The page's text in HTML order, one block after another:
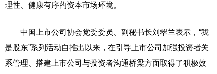
理性、健康有序的资本市场环境。
中国上市公司协会党委委员、副秘书长刘翠兰表示，“我
是股东”系列活动自推出以来，在引导上市公司加强投资者关
系管理、搭建上市公司与投资者沟通桥梁方面取得了积极效